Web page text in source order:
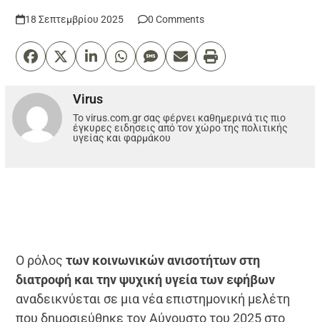
18 Σεπτεμβρίου 2025 0 Comments
Virus
Το virus.com.gr σας φέρνει καθημερινά τις πιο
έγκυρες ειδησεις από τον χώρο της πολιτικής
υγείας και φαρμάκου
Ο ρόλοςτων κοινωνικών ανισοτήτων στη
διατροφή και την ψυχική υγεία των εφήβων
αναδεικνύεται σε μια νέα επιστημονική μελέτη
που δημοσιεύθηκε τον Αύγουστο του 2025 στο